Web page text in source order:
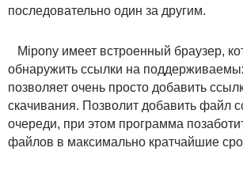
последовательно один за другим.
Mipony имеет встроенный браузер,
обнаружить ссылки на
позволяет очень просто добавить
скачивания. Позволит добавить файл
очереди, при этом программа
файлов в максимально кратчайшие